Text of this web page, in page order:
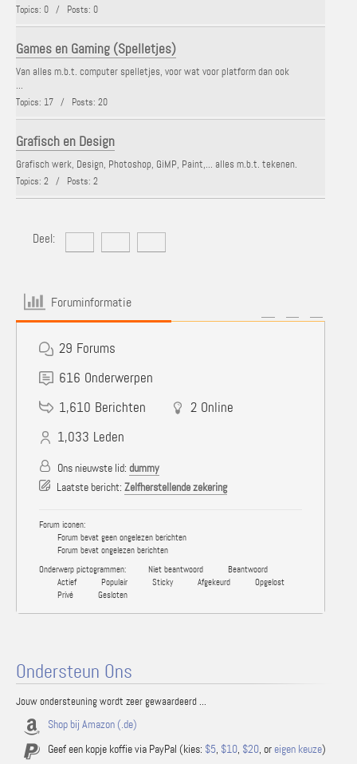
Topics: 0 / Posts: 0
Games en Gaming (Spelletjes)
Van alles m.b.t. computer spelletjes, voor wat voor platform dan ook
...
Topics: 17 / Posts: 20
Grafisch en Design
Grafisch werk, Design, Photoshop, GiMP, Paint,... alles m.b.t. tekenen.
Topics: 2 / Posts: 2
Deel:
Foruminformatie
29 Forums
616 Onderwerpen
1,610 Berichten 2 Online
1,033 Leden
Ons nieuwste lid: dummy
Laatste bericht: Zelfherstellende zekering
Forum iconen:
Forum bevat geen ongelezen berichten
Forum bevat ongelezen berichten
Onderwerp pictogrammen:
Niet beantwoord
Beantwoord
Actief
Populair Sticky Afgekeurd
Opgelost
Privé
Gesloten
Ondersteun Ons
Jouw ondersteuning wordt zeer gewaardeerd ...
Shop bij Amazon (.de)
Geef een kopje koffie via PayPal (kies: $5, $10, $20, or eigen keuze)